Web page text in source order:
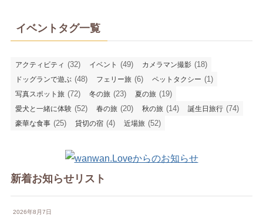
イベントタグ一覧
アクティビティ (32) イベント (49) カメラマン撮影 (18)
ドッグランで遊ぶ (48) フェリー旅 (6) ペットタクシー (1)
写真スポット旅 (72) 冬の旅 (23) 夏の旅 (19)
愛犬と一緒に体験 (52) 春の旅 (20) 秋の旅 (14) 誕生日旅行 (74)
豪華な食事 (25) 貸切の宿 (4) 近場旅 (52)
新着お知らせリスト
2026年8月7日